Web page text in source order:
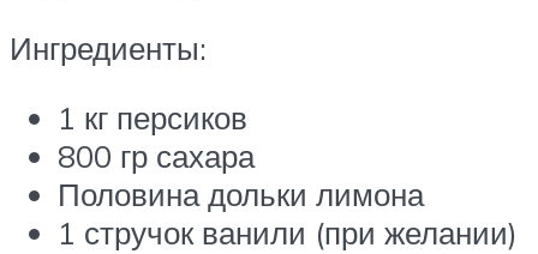
Ингредиенты:
1 кг персиков
800 гр сахара
Половина дольки лимона
1 стручок ванили (при желании)